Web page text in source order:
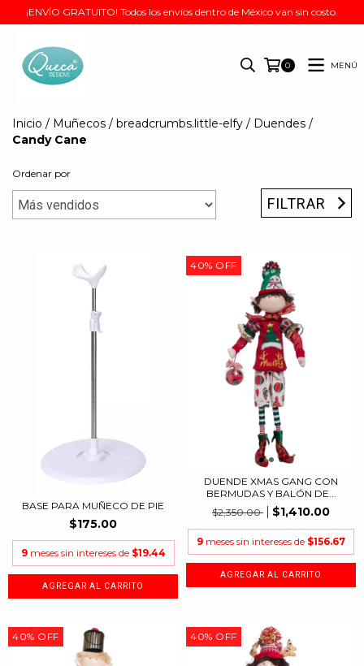
¡ENVÍO GRATUITO! Todos los envíos dentro de México van sin costo.
0 MENÚ
Inicio / Muñecos / breadcrumbs.little-elfy / Duendes /
Candy Cane
Ordenar por
FILTRAR
BASE PARA MUÑECO DE PIE
$175.00
9 meses sin intereses de $19.44
40% OFF
DUENDE XMAS GANG CON
BERMUDAS Y BALÓN DE...
$2,350.00
$1,410.00
9 meses sin intereses de $156.67
40% OFF 40% OFF